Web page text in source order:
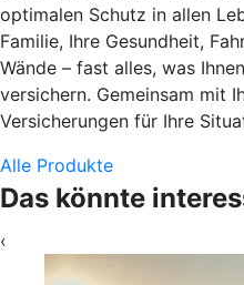
optimalen Schutz in allen
Familie, Ihre Gesundheit,
Wände – fast alles, was
versichern. Gemeinsam mit
Versicherungen für Ihre
Alle Produkte
Das könnte
‹